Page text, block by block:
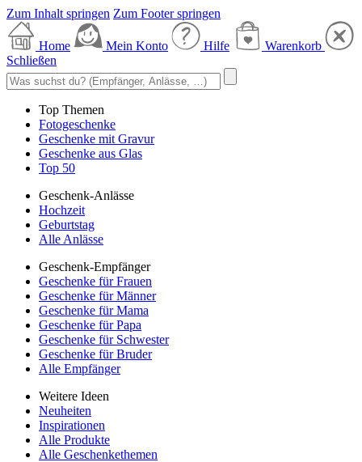
Zum Inhalt springen Zum Footer springen
Home Mein Konto Hilfe
Warenkorb
Schließen
Top Themen
Fotogeschenke
Geschenke mit Gravur
Geschenke aus Glas
Top 50
Geschenk-Anlässe
Hochzeit
Geburtstag
Alle Anlässe
Geschenk-Empfänger
Geschenke für Frauen
Geschenke für Männer
Geschenke für Mama
Geschenke für Papa
Geschenke für Schwester
Geschenke für Bruder
Alle Empfänger
Weitere Ideen
Neuheiten
Inspirationen
Alle Produkte
Alle Geschenkethemen